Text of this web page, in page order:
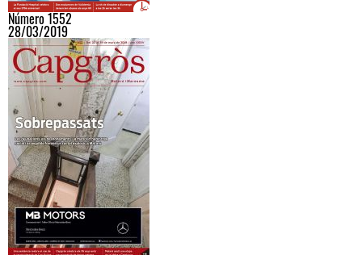
Número 1552
28/03/2019